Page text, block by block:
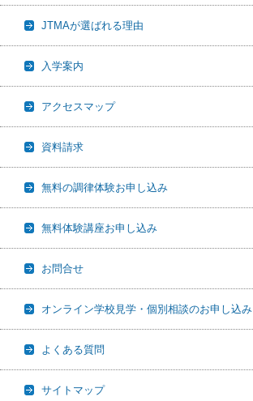
JTMAが選ばれる理由
入学案内
アクセスマップ
資料請求
無料の調律体験お申し込み
無料体験講座お申し込み
お問合せ
オンライン学校見学・個別相談のお申し込み
よくある質問
サイトマップ